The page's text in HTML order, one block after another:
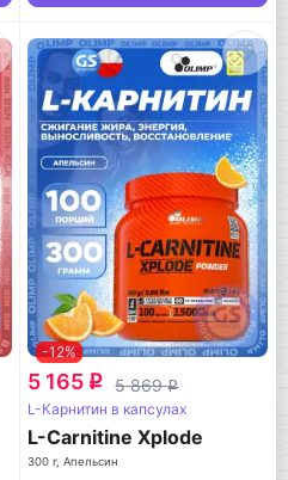
-12%
5 165 q 5 869q
L-Карнитин в капсулах
L-Carnitine Xplode
300 г, Апельсин